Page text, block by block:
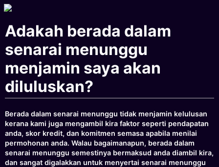
Adakah berada dalam
senarai menunggu
menjamin saya akan
diluluskan?
Berada dalam senarai menunggu tidak menjamin kelulusan
kerana kami juga mengambil kira faktor seperti pendapatan
anda, skor kredit, dan komitmen semasa apabila menilai
permohonan anda. Walau bagaimanapun, berada dalam
senarai menunggu semestinya bermaksud anda diambil kira,
dan sangat digalakkan untuk menyertai senarai menunggu